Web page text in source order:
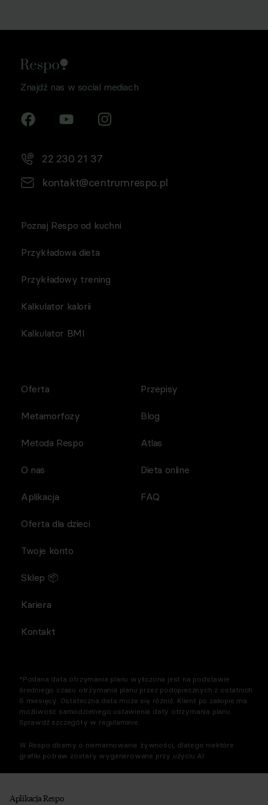
ustawy Prawo komunikacji elektronicznej z dnia 12 lipca
Współadministratorów (Respo Wrzosek Witkowski SK,
Znajdź nas w social mediach
22 230 21 37
kontakt@centrumrespo.pl
Poznaj Respo od kuchni
Przykładowa dieta
Przykładowy trening
Kalkulator kalorii
Kalkulator BMI
Oferta
Metamorfozy
Metoda Respo
O nas
Aplikacja
Przepisy
Blog
Atlas
Dieta online
FAQ
Oferta dla dzieci
Twoje konto
Sklep 📦
Kariera
Kontakt
*Podana data otrzymania planu wyliczona jest na podstawie
średniego czasu otrzymania planu przez podopiecznych z ostatnich
6 miesięcy. Ostateczna data może się różnić. Klient po zakupie ma
możliwość samodzielnego ustawienia daty otrzymania planu.
Sprawdź szczegóły w regulaminie.
W Respo dbamy o niemarnowanie żywności, dlatego niektóre
grafiki potraw zostały wygenerowane przy użyciu AI.
Aplikacja Respo